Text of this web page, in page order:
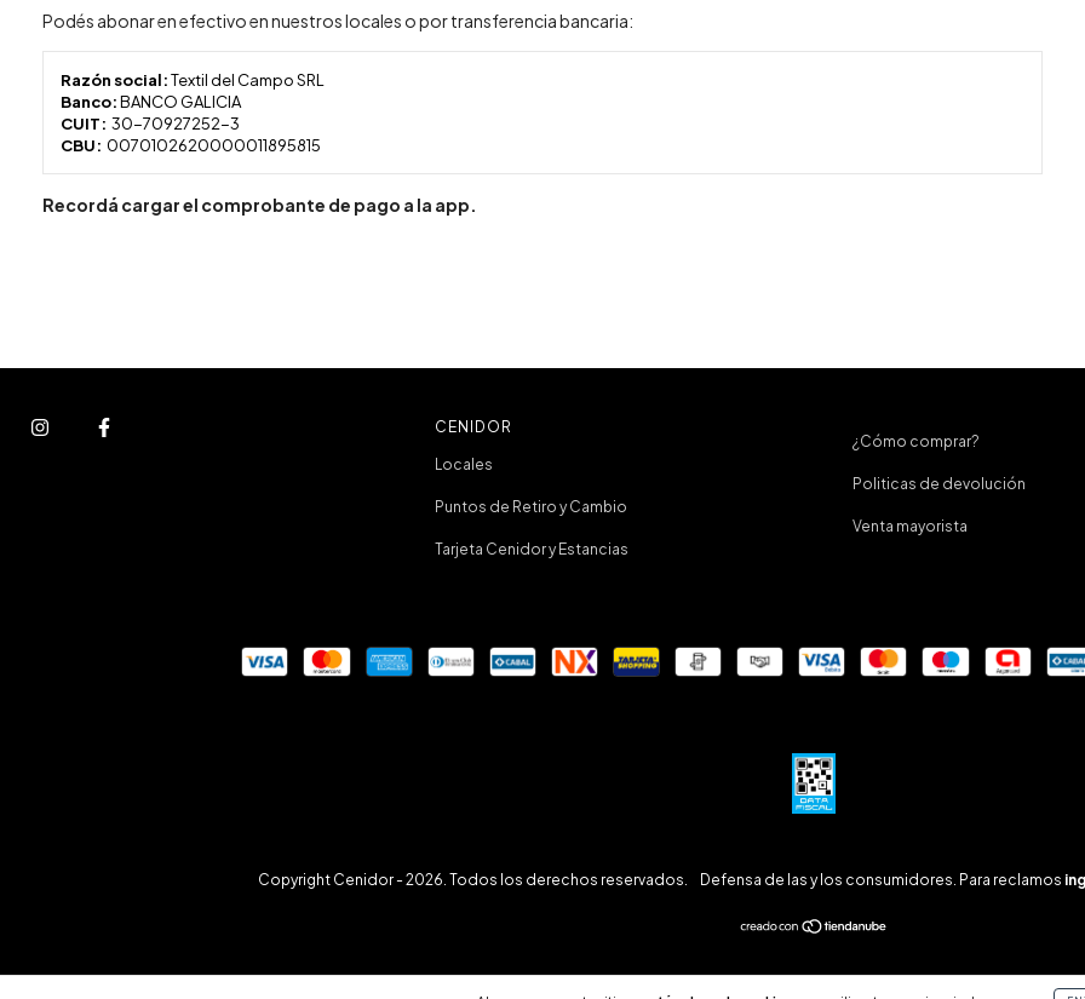
Podés abonar en efectivo en nuestros locales o por transferencia bancaria:
Razón social:Textil del Campo SRL
Banco:BANCO GALICIA
CUIT: 30-70927252-3
CBU: 0070102620000011895815
Recordá cargar el comprobante de pago a la app.
CENIDOR
Locales
Puntos de Retiro y Cambio
Tarjeta Cenidor y Estancias
¿Cómo comprar?
Politicas de devolución
Venta mayorista
Copyright Cenidor - 2026. Todos los derechos reservados. Defensa de las y los consumidores. Para reclamos